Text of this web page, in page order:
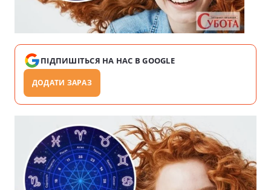
ПІДПИШІТЬСЯ НА НАС В GOOGLE
ДОДАТИ ЗАРАЗ